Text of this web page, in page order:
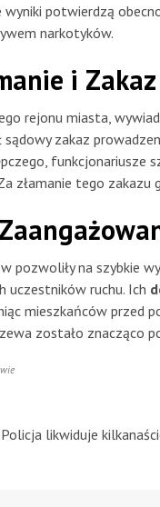
potwierdzą
narkotyków.
i
rejonu miasta,
zakaz
funkcjonariusze
złamanie tego
pozwoliły na szybkie
uczestników ruchu. Ich
mieszkańców przed
zostało znacząco
likwiduje